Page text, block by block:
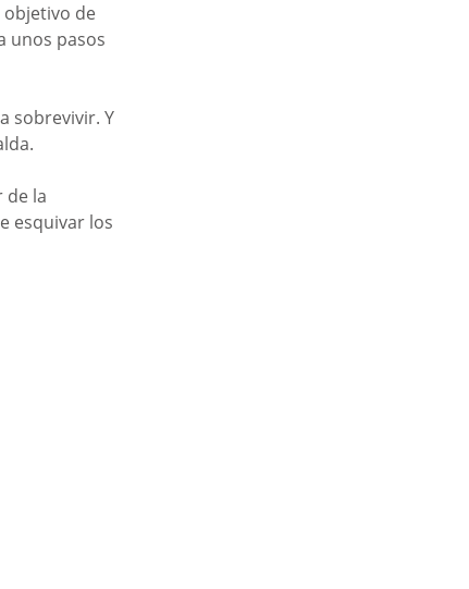
objetivo de
unos pasos
sobrevivir. Y
de la
esquivar los